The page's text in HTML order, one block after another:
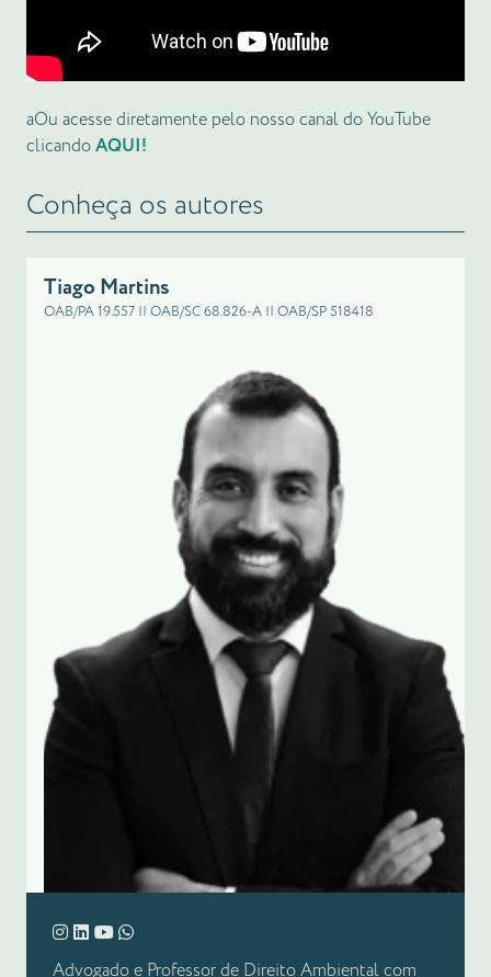
aOu acesse diretamente pelo nosso canal do YouTube
clicandoAQUI!
Conheça os autores
Tiago Martins
OAB/PA 19.557 || OAB/SC 68.826-A || OAB/SP 518418
Advogado e Professor de Direito Ambiental com